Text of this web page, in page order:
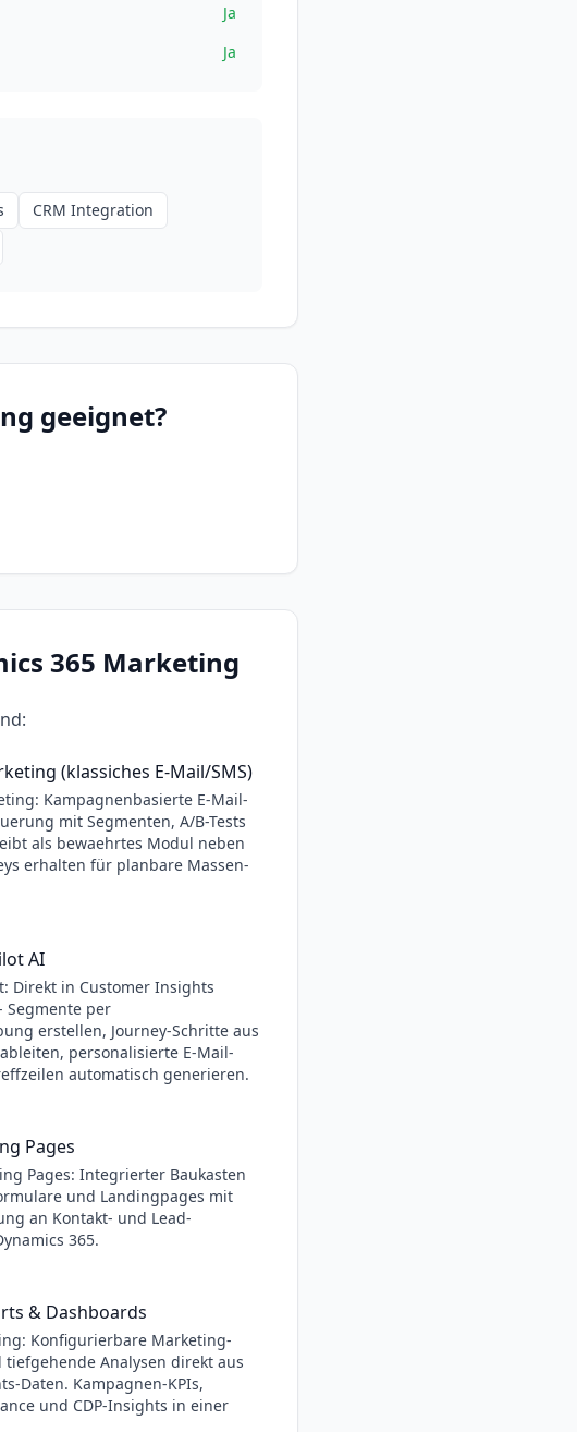
Ja
Ja
CRM Integration
geeignet?
365 Marketing
(klassiches E-Mail/SMS)
Kampagnenbasierte E-Mail-
mit Segmenten, A/B-Tests
als bewaehrtes Modul neben
erhalten für planbare Massen-
AI
Direkt in Customer Insights
Segmente per
erstellen, Journey-Schritte aus
personalisierte E-Mail-
automatisch generieren.
Pages
Pages: Integrierter Baukasten
und Landingpages mit
an Kontakt- und Lead-
365.
& Dashboards
Konfigurierbare Marketing-
tiefgehende Analysen direkt aus
Daten. Kampagnen-KPIs,
und CDP-Insights in einer